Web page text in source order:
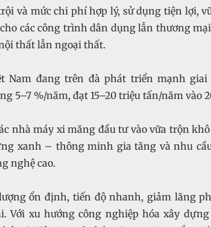
và mức chi phí hợp lý, sử dụng tiện lợi,
các công trình dân dụng lẫn thương
thất lẫn ngoại thất.
Nam đang trên đà phát triển mạnh giai
5–7 %/năm, đạt 15–20 triệu tấn/năm vào
nhà máy xi măng đầu tư vào vữa trộn
xanh – thông minh gia tăng và nhu
nghệ cao.
ổn định, tiến độ nhanh, giảm lãng
Với xu hướng công nghiệp hóa xây